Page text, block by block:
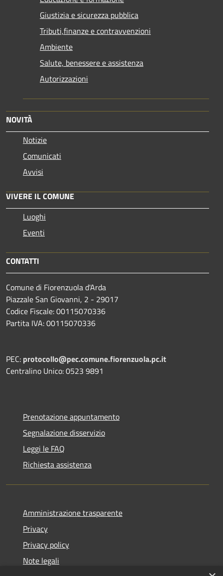
Giustizia e sicurezza pubblica
Tributi,finanze e contravvenzioni
Ambiente
Salute, benessere e assistenza
Autorizzazioni
NOVITÀ
Notizie
Comunicati
Avvisi
VIVERE IL COMUNE
Luoghi
Eventi
CONTATTI
Comune di Fiorenzuola d'Arda
Piazzale San Giovanni, 2 - 29017
Codice Fiscale: 00115070336
Partita IVA: 00115070336
PEC: protocollo@pec.comune.fiorenzuola.pc.it
Centralino Unico: 0523 9891
Prenotazione appuntamento
Segnalazione disservizio
Leggi le FAQ
Richiesta assistenza
Amministrazione trasparente
Privacy
Privacy policy
Note legali